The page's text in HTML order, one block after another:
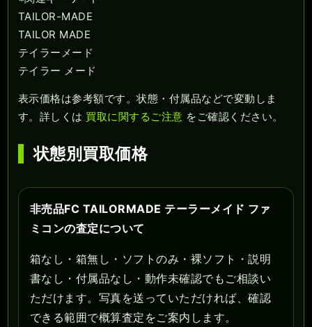
TAILOR-MADE
TAILOR MADE
テイラーメード
テイラー メード
表示価格は参考額です。状態・付属品などで変動しま
す。詳しくは 買取に関するご注意 をご確認ください。
状態別買取価格
非売品FC TAILORMADE テーラーメイド ファ
ミコンの査定について
箱なし・箱無し・ソフトのみ・裸ソフト・説明
書なし・付属品なし・動作未確認でもご相談い
ただけます。写真を送っていただければ、確認
できる範囲で概算査定をご案内します。